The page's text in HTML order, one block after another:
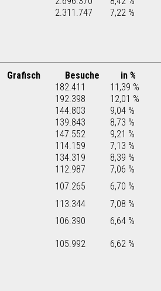
2.311.747 7,22 %
Grafisch Besuche in %
182.411
11,39 %
192.398
12,01 %
144.803
9,04 %
139.843
8,73 %
147.552
9,21 %
114.159
7,13 %
134.319
8,39 %
112.987
7,06 %
107.265
6,70 %
113.344
7,08 %
106.390
6,64 %
105.992 6,62 %